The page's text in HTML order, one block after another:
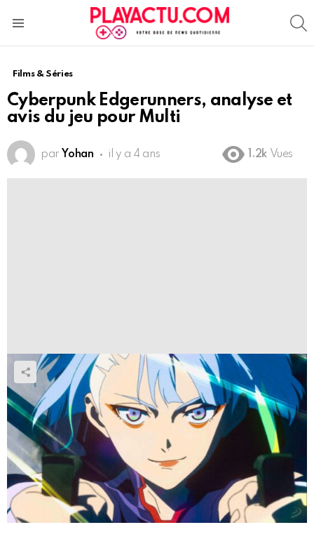
Films & Séries
Cyberpunk Edgerunners, analyse et
avis du jeu pour Multi
par Yohan il y a 4 ans 1.2k Vues